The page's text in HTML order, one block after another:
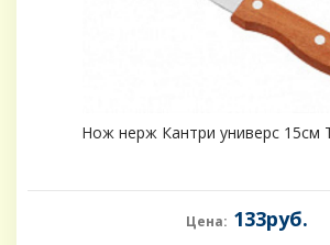
Нож нерж Кантри универс 15см
Цена: 133руб.